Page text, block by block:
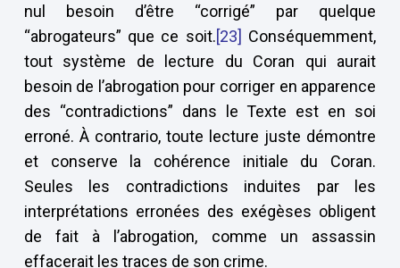
nul besoin d’être “corrigé” par quelque
“abrogateurs” que ce soit.[23] Conséquemment,
tout système de lecture du Coran qui aurait
besoin de l’abrogation pour corriger en apparence
des “contradictions” dans le Texte est en soi
erroné. À contrario, toute lecture juste démontre
et conserve la cohérence initiale du Coran.
Seules les contradictions induites par les
interprétations erronées des exégèses obligent
de fait à l’abrogation, comme un assassin
effacerait les traces de son crime.